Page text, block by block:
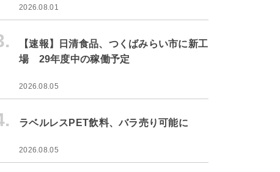
2026.08.01
【速報】日清食品、つくばみらい市に新工
場 29年度中の稼働予定
2026.08.05
ラベルレスPET飲料、バラ売り可能に
2026.08.05